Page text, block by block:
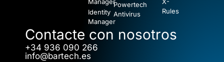
Identity
Manager
Powertech
Antivirus
Rules
Contacte con nosotros
+34 936 090 266
info@bartech.es